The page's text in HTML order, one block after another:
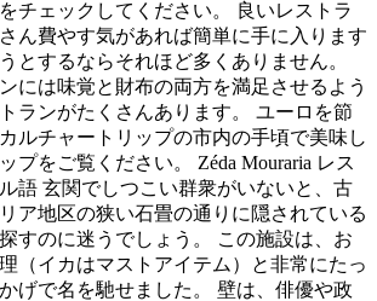
チェックしてください。 良いレストラ
ん費やす気があれば簡単に手に入ります
とするならそれほど多くありません。
には味覚と財布の両方を満足させるよう
ランがたくさんあります。 ユーロを節
ルチャートリップの市内の手頃で美味し
プをご覧ください。 Zéda Mouraria レス
語 玄関でしつこい群衆がいないと、古
ア地区の狭い石畳の通りに隠されている
すのに迷うでしょう。 この施設は、お
（イカはマストアイテム）と非常にたっ
げで名を馳せました。 壁は、俳優や政